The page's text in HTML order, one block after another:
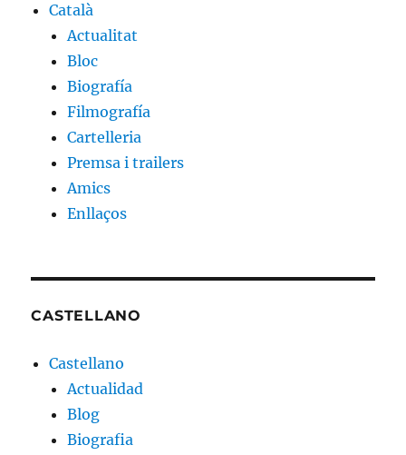
Català
Actualitat
Bloc
Biografía
Filmografía
Cartelleria
Premsa i trailers
Amics
Enllaços
CASTELLANO
Castellano
Actualidad
Blog
Biografia